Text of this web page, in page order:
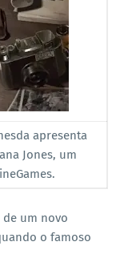
apresenta
Jones, um
um novo
o famoso